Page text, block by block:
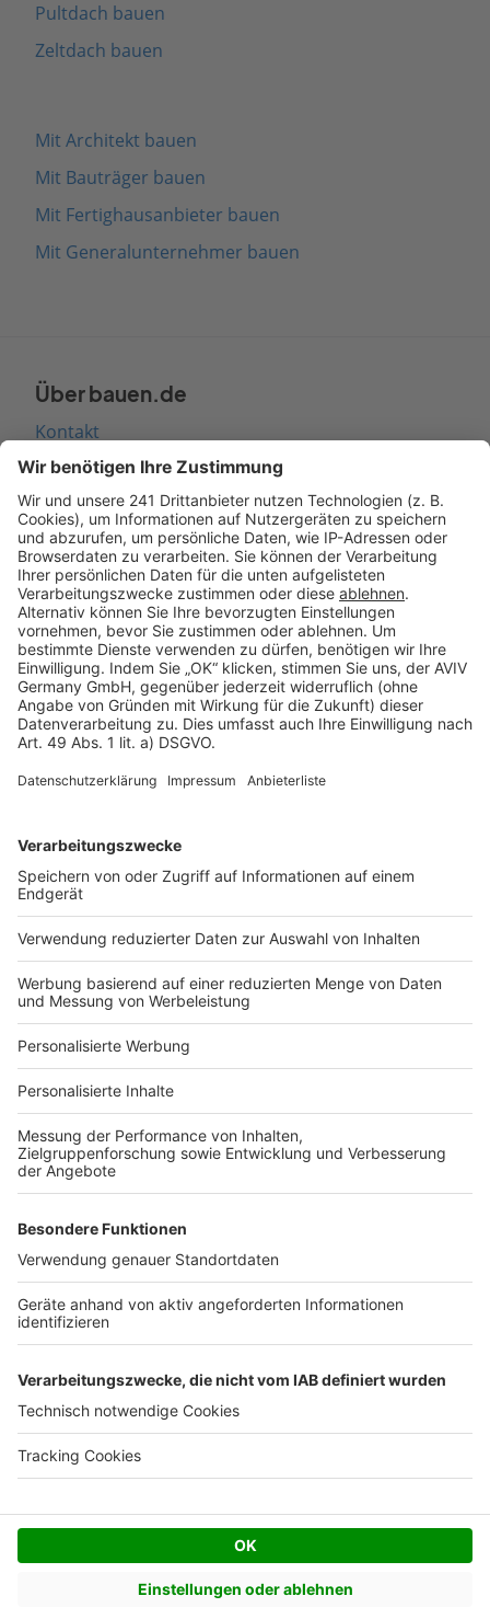
Pultdach bauen
Zeltdach bauen
Mit Architekt bauen
Mit Bauträger bauen
Mit Fertighausanbieter bauen
Mit Generalunternehmer bauen
Über bauen.de
Kontakt
Seitenaufbau
Barrierefreiheit
Cookie Einstellungen
Rechtliches
AGB-Übersicht
Datenschutz
Impressum
Services
Bauprojekt-Quiz
Häuser-Suche
Hausanbieter-Suche
Bauprojekt-Profil
Für Unternehmen
Ihre Baufirma auf bauen.de
Kostenloses Infogespräch
© AVIV Germany GmbH - 2026
Facebook
Twitter